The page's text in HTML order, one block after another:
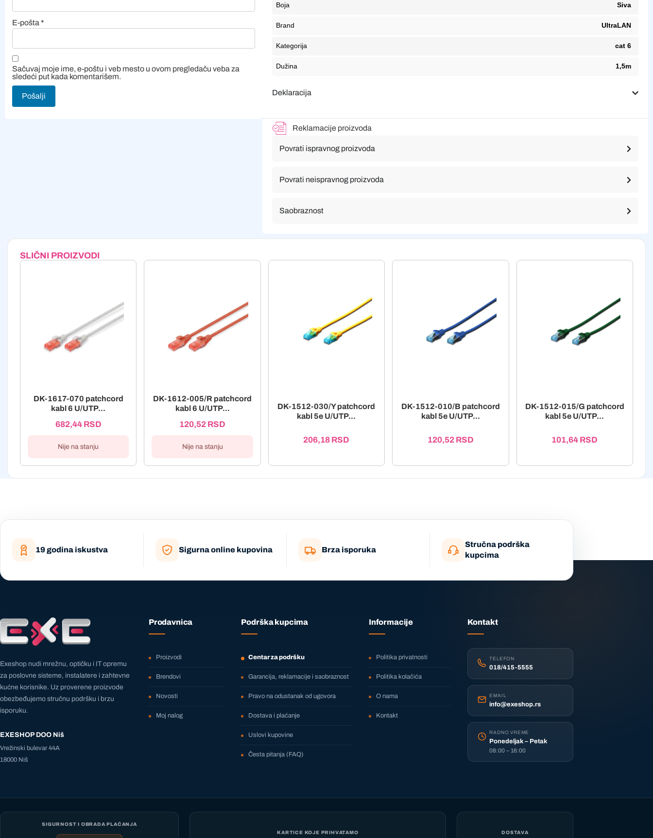
E-pošta *
Sačuvaj moje ime, e-poštu i veb mesto u ovom pregledaču veba za
sledeći put kada komentarišem.
Boja Siva
Brand UltraLAN
Kategorija cat 6
Dužina 1,5m
Deklaracija
Reklamacije proizvoda
Povrati ispravnog proizvoda
Povrati neispravnog proizvoda
Saobraznost
SLIČNI PROIZVODI
DK-1617-070 patchcord
kabl 6 U/UTP...
682,44 RSD
Nije na stanju
DK-1612-005/R patchcord
kabl 6 U/UTP...
120,52 RSD
Nije na stanju
DK-1512-030/Y patchcord
kabl 5e U/UTP...
206,18 RSD
DK-1512-010/B patchcord
kabl 5e U/UTP...
120,52 RSD
DK-1512-015/G patchcord
kabl 5e U/UTP...
101,64 RSD
19 godina iskustva Sigurna online kupovina Brza isporuka
Stručna podrška
kupcima
Exeshop nudi mrežnu, optičku i IT opremu
za poslovne sisteme, instalatere i zahtevne
kućne korisnike. Uz proverene proizvode
obezbeđujemo stručnu podršku i brzu
isporuku.
EXESHOP DOO Niš
Vrežinski bulevar 44A
18000 Niš
Prodavnica
Proizvodi
Brendovi
Novosti
Moj nalog
Podrška kupcima
Centar za podršku
Garancija, reklamacije i saobraznost
Pravo na odustanak od ugovora
Dostava i plaćanje
Uslovi kupovine
Česta pitanja (FAQ)
Informacije
Politika privatnosti
Politika kolačića
O nama
Kontakt
Kontakt
TELEFON
018/415-5555
EMAIL
info@exeshop.rs
RADNO VREME
Ponedeljak – Petak
08:00 – 16:00
SIGURNOST I OBRADA PLAĆANJA
KARTICE KOJE PRIHVATAMO
DOSTAVA